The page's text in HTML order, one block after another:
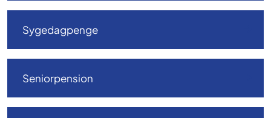
Sygedagpenge
Seniorpension